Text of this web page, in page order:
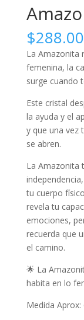
$288.00
La Amazonita
femenina, la
surge cuando
Este cristal
la ayuda y el
y que una vez
se abren.
La Amazonita
tu cuerpo
revela tu
emociones,
recuerda que
el camino.
🌟 La
habita en lo
Medida Aprox: